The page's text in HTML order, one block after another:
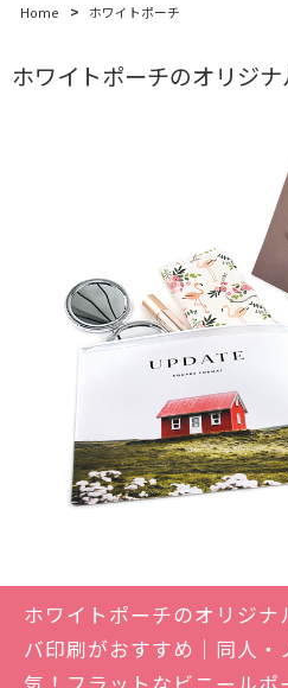
Home > ホワイトポーチ
ホワイトポーチのオリジ
ホワイトポーチのオリジ
バ印刷がおすすめ｜同人